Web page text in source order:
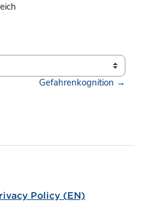
Gefahrenkognition →
Policy (EN)